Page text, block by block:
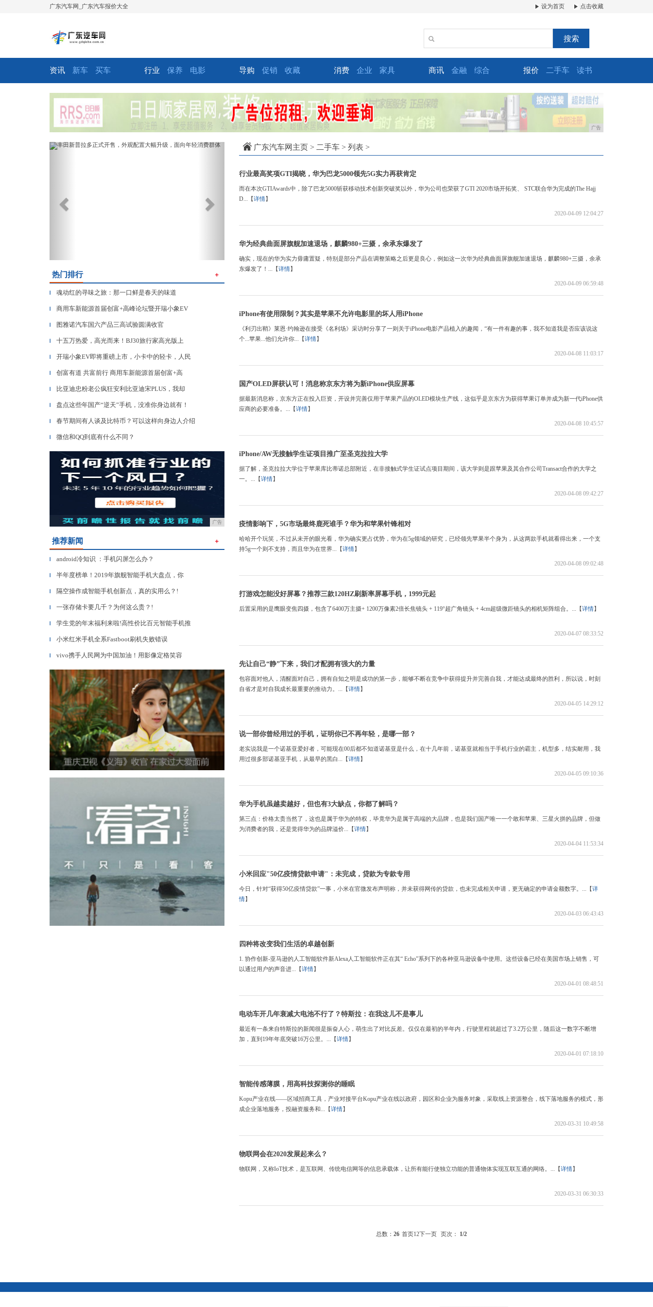
广东汽车网_广东汽车报价大全 设为首页 点击收藏
搜索
资讯 新车 买车 行业 保养 电影 导购 促销 收藏 消费 企业 家具 商讯 金融 综合 报价 二手车 读书
广告
Previous Next
热门排行 ＋
▎ 魂动红的寻味之旅：那一口鲜是春天的味道
▎ 商用车新能源首届创富+高峰论坛暨开瑞小象EV
▎ 图雅诺汽车国六产品三高试验圆满收官
▎ 十五万热爱，高光而来！BJ30旅行家高光版上
▎ 开瑞小象EV即将重磅上市，小卡中的轻卡，人民
▎ 创富有道 共富前行 商用车新能源首届创富+高
▎ 比亚迪忠粉老公疯狂安利比亚迪宋PLUS，我却
▎ 盘点这些年国产“逆天”手机，没准你身边就有！
▎ 春节期间有人谈及比特币？可以这样向身边人介绍
▎ 微信和QQ到底有什么不同？
广告
推荐新闻 ＋
▎ android冷知识 ：手机闪屏怎么办？
▎ 半年度榜单！2019年旗舰智能手机大盘点，你
▎ 隔空操作成智能手机创新点，真的实用么？!
▎ 一张存储卡要几千？为何这么贵？!
▎ 学生党的年末福利来啦!高性价比百元智能手机推
▎ 小米红米手机全系Fastboot刷机失败错误
▎ vivo携手人民网为中国加油！用影像定格笑容
广东汽车网主页 > 二手车 > 列表 >
行业最高奖项GTI揭晓，华为巴龙5000领先5G实力再获肯定
而在本次GTIAwards中，除了巴龙5000斩获移动技术创新突破奖以外，华为公司也荣获了GTI 2020市场开拓奖、 STC联合华为完成的The Hajj
D...【详情】
2020-04-09 12:04:27
华为经典曲面屏旗舰加速退场，麒麟980+三摄，余承东爆发了
确实，现在的华为实力毋庸置疑，特别是部分产品在调整策略之后更是良心，例如这一次华为经典曲面屏旗舰加速退场，麒麟980+三摄，余承
东爆发了！...【详情】
2020-04-09 06:59:48
iPhone有使用限制？其实是苹果不允许电影里的坏人用iPhone
《利刃出鞘》莱恩·约翰逊在接受《名利场》采访时分享了一则关于iPhone电影产品植入的趣闻，“有一件有趣的事，我不知道我是否应该说这
个...苹果...他们允许你...【详情】
2020-04-08 11:03:17
国产OLED屏获认可！消息称京东方将为新iPhone供应屏幕
据最新消息称，京东方正在投入巨资，开设并完善仅用于苹果产品的OLED模块生产线，这似乎是京东方为获得苹果订单并成为新一代iPhone供
应商的必要准备。...【详情】
2020-04-08 10:45:57
iPhone/AW无接触学生证项目推广至圣克拉拉大学
据了解，圣克拉拉大学位于苹果库比蒂诺总部附近，在非接触式学生证试点项目期间，该大学则是跟苹果及其合作公司Transact合作的大学之
一。...【详情】
2020-04-08 09:42:27
疫情影响下，5G市场最终鹿死谁手？华为和苹果针锋相对
哈哈开个玩笑，不过从未开的眼光看，华为确实更占优势，华为在5g领域的研究，已经领先苹果半个身为，从这两款手机就看得出来，一个支
持5g一个则不支持，而且华为在世界...【详情】
2020-04-08 09:02:48
打游戏怎能没好屏幕？推荐三款120HZ刷新率屏幕手机，1999元起
后置采用的是鹰眼变焦四摄，包含了6400万主摄+ 1200万像素2倍长焦镜头 + 119°超广角镜头 + 4cm超级微距镜头的相机矩阵组合。...【详情】
2020-04-07 08:33:52
先让自己“静”下来，我们才配拥有强大的力量
包容面对他人，清醒面对自己，拥有自知之明是成功的第一步，能够不断在竞争中获得提升并完善自我，才能达成最终的胜利，所以说，时刻
自省才是对自我成长最重要的推动力。...【详情】
2020-04-05 14:29:12
说一部你曾经用过的手机，证明你已不再年轻，是哪一部？
老实说我是一个诺基亚爱好者，可能现在00后都不知道诺基亚是什么，在十几年前，诺基亚就相当于手机行业的霸主，机型多，结实耐用，我
用过很多部诺基亚手机，从最早的黑白...【详情】
2020-04-05 09:10:36
华为手机虽越卖越好，但也有3大缺点，你都了解吗？
第三点：价格太贵当然了，这也是属于华为的特权，毕竟华为是属于高端的大品牌，也是我们国产唯一一个敢和苹果、三星火拼的品牌，但做
为消费者的我，还是觉得华为的品牌溢价...【详情】
2020-04-04 11:53:34
小米回应"50亿疫情贷款申请"：未完成，贷款为专款专用
今日，针对“获得50亿疫情贷款”一事，小米在官微发布声明称，并未获得网传的贷款，也未完成相关申请，更无确定的申请金额数字。...【详
情】
2020-04-03 06:43:43
四种将改变我们生活的卓越创新
1. 协作创新-亚马逊的人工智能软件新Alexa人工智能软件正在其“ Echo”系列下的各种亚马逊设备中使用。这些设备已经在美国市场上销售，可
以通过用户的声音进...【详情】
2020-04-01 08:48:51
电动车开几年衰减大电池不行了？特斯拉：在我这儿不是事儿
最近有一条来自特斯拉的新闻很是振奋人心，萌生出了对比反差。仅仅在最初的半年内，行驶里程就超过了3.2万公里，随后这一数字不断增
加，直到19年年底突破16万公里。...【详情】
2020-04-01 07:18:10
智能传感薄膜，用高科技探测你的睡眠
Kopu产业在线——区域招商工具，产业对接平台Kopu产业在线以政府，园区和企业为服务对象，采取线上资源整合，线下落地服务的模式，形
成企业落地服务，投融资服务和...【详情】
2020-03-31 10:49:58
物联网会在2020发展起来么？
物联网，又称IoT技术，是互联网、传统电信网等的信息承载体，让所有能行使独立功能的普通物体实现互联互通的网络。...【详情】
2020-03-31 06:30:33
总数： 26 首页12下一页 页次： 1/2